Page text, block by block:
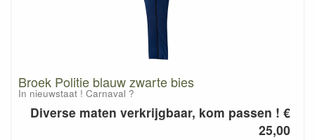
Broek Politie blauw zwarte bies
In nieuwstaat ! Carnaval ?
Diverse maten verkrijgbaar, kom passen ! €
25,00